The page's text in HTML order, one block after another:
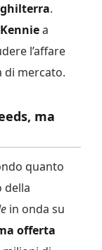
.
a
l’affare
di mercato.
ma
quanto
della
in onda su
offerta